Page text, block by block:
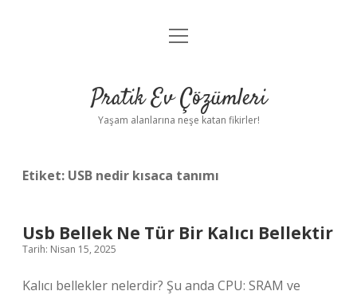
Anasayfa
Yasal Uyarı
menüyü
Pratik Ev Çözümleri
Yaşam alanlarına neşe katan fikirler!
Etiket: USB nedir kısaca tanımı
Usb Bellek Ne Tür Bir Kalıcı Bellektir
Tarih: Nisan 15, 2025
Kalıcı bellekler nelerdir? Şu anda CPU: SRAM ve